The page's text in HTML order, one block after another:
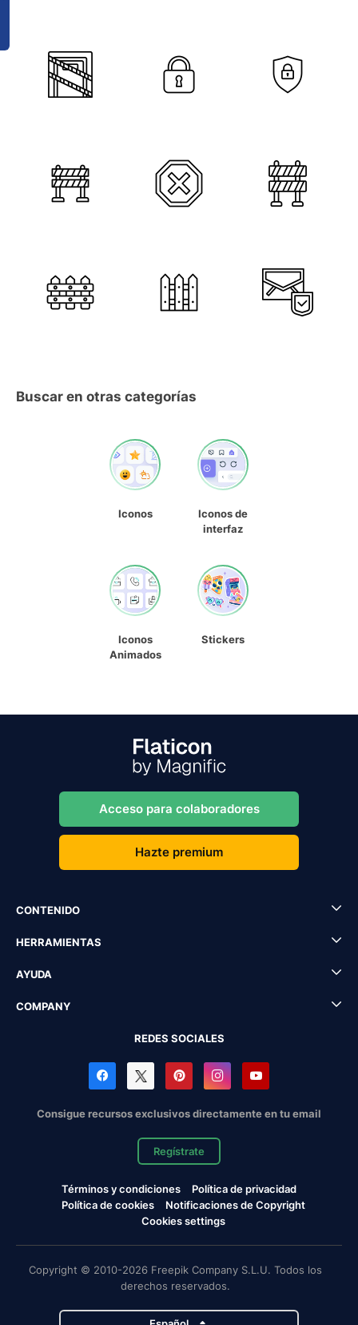
Buscar en otras categorías
Iconos
Iconos de
interfaz
Iconos
Animados
Stickers
Acceso para colaboradores
Hazte premium
CONTENIDO
HERRAMIENTAS
AYUDA
COMPANY
REDES SOCIALES
Consigue recursos exclusivos directamente en tu email
Regístrate
Términos y condiciones
Política de privacidad
Política de cookies
Notificaciones de Copyright
Cookies settings
Copyright © 2010-2026 Freepik Company S.L.U. Todos los
derechos reservados.